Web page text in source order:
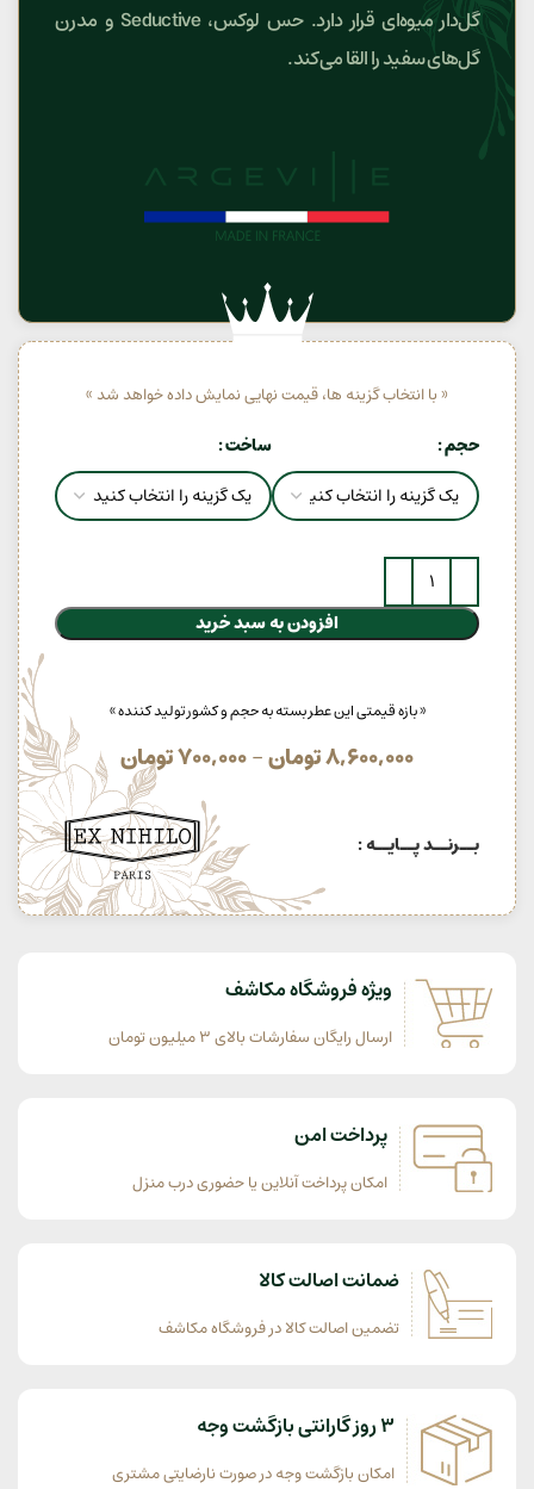
گل‌دار میوه‌ای قرار دارد. حس لوکس، Seductive و مدرن
گل‌های سفید را القا می‌کند.
« با انتخاب گزینه ها، قیمت نهایی نمایش داده خواهد شد »
حجم ساخت
افزودن به سبد خرید
« بازه قیمتی این عطر بسته به حجم و کشور تولید کننده »
8,600,000تومان–
700,000تومان
بــرنــد پــایــه :
ویژه فروشگاه مکاشف
ارسال رایگان سفارشات بالای 3 میلیون تومان
پرداخت امن
امکان پرداخت آنلاین یا حضوری درب منزل
ضمانت اصالت کالا
تضمین اصالت کالا در فروشگاه مکاشف
3 روز گارانتی بازگشت وجه
امکان بازگشت وجه در صورت نارضایتی مشتری